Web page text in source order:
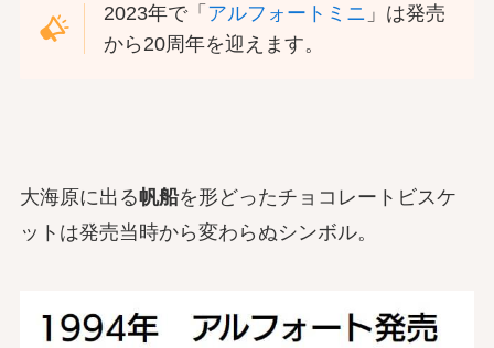
2023年で「 アルフォートミニ 」は発売
から20周年を迎えます。
大海原に出る帆船を形どったチョコレートビスケ
ットは発売当時から変わらぬシンボル。